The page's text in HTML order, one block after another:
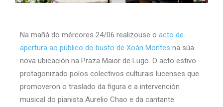
Na mañá do mércores 24/06 realizouse o acto de
apertura ao público do busto de Xoán Montes na súa
nova ubicación na Praza Maior de Lugo. O acto estivo
protagonizado polos colectivos culturais lucenses que
promoveron o traslado da figura e a intervención
musical do pianista Aurelio Chao e da cantante